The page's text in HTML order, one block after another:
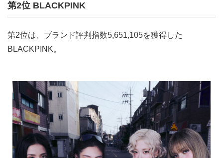
第2位 BLACKPINK
第2位は、ブランド評判指数5,651,105を獲得した
BLACKPINK。